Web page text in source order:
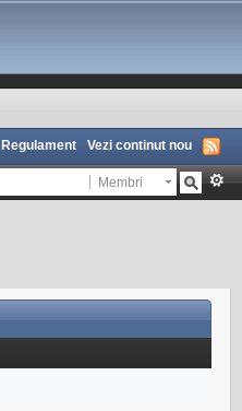
Regulament Vezi continut nou
Membri